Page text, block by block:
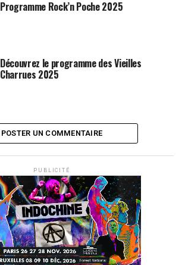
FESTIVALS TRAVERSES MUSICALES
Programme Rock’n Poche 2025
Découvrez le programme des Vieilles
Charrues 2025
POSTER UN COMMENTAIRE
PUBLICITÉ